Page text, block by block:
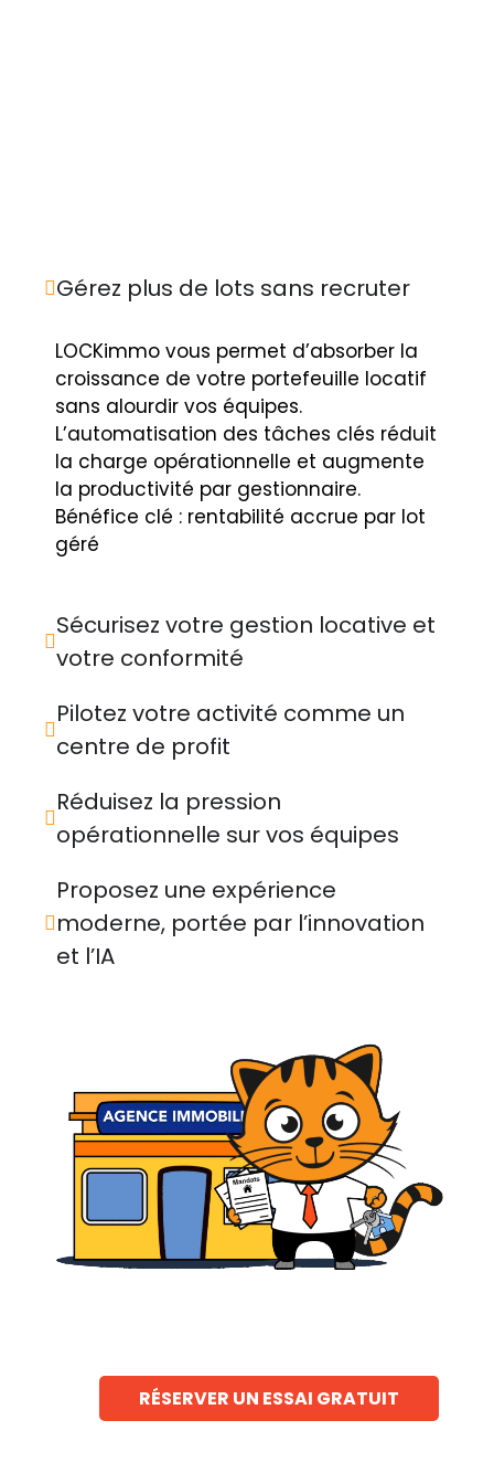
Gérez plus de lots sans recruter
LOCKimmo vous permet d’absorber la
croissance de votre portefeuille locatif
sans alourdir vos équipes.
L’automatisation des tâches clés réduit
la charge opérationnelle et augmente
la productivité par gestionnaire.
Bénéfice clé : rentabilité accrue par lot
géré
Sécurisez votre gestion locative et
votre conformité
Pilotez votre activité comme un
centre de profit
Réduisez la pression
opérationnelle sur vos équipes
Proposez une expérience
moderne, portée par l’innovation
et l’IA
RÉSERVER UN ESSAI GRATUIT